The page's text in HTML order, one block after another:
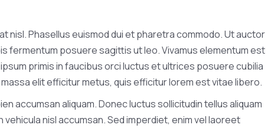
nisl. Phasellus euismod dui et pharetra commodo. Ut auctor
fermentum posuere sagittis ut leo. Vivamus elementum est
primis in faucibus orci luctus et ultrices posuere cubilia
elit efficitur metus, quis efficitur lorem est vitae libero.
accumsan aliquam. Donec luctus sollicitudin tellus aliquam
nisl accumsan. Sed imperdiet, enim vel laoreet